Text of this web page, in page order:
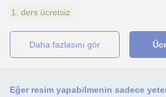
1. ders ücretsiz
daha fazlasını gör